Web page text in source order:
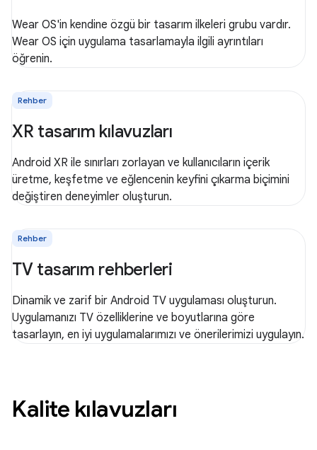
Wear OS'in kendine özgü bir tasarım ilkeleri grubu vardır.
Wear OS için uygulama tasarlamayla ilgili ayrıntıları
öğrenin.
Rehber
XR tasarım kılavuzları
Android XR ile sınırları zorlayan ve kullanıcıların içerik
üretme, keşfetme ve eğlencenin keyfini çıkarma biçimini
değiştiren deneyimler oluşturun.
Rehber
TV tasarım rehberleri
Dinamik ve zarif bir Android TV uygulaması oluşturun.
Uygulamanızı TV özelliklerine ve boyutlarına göre
tasarlayın, en iyi uygulamalarımızı ve önerilerimizi uygulayın.
Kalite kılavuzları